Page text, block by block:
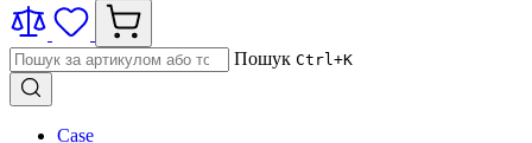
Пошук Ctrl+K
Case